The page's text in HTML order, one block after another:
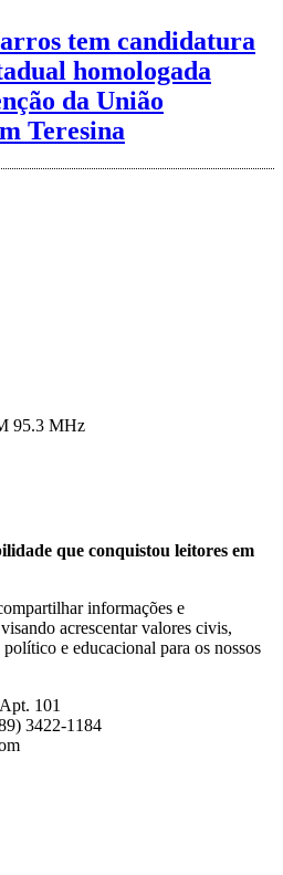
tem candidatura
homologada
da União
Teresina
que conquistou leitores em
informações e
acrescentar valores civis,
e educacional para os nossos
101
3422-1184